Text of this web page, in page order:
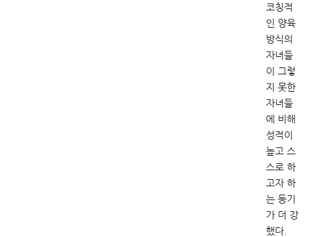
코칭적
인 양육
방식의
자녀들
이 그렇
지 못한
자녀들
에 비해
성적이
높고 스
스로 하
고자 하
는 동기
가 더 강
했다.